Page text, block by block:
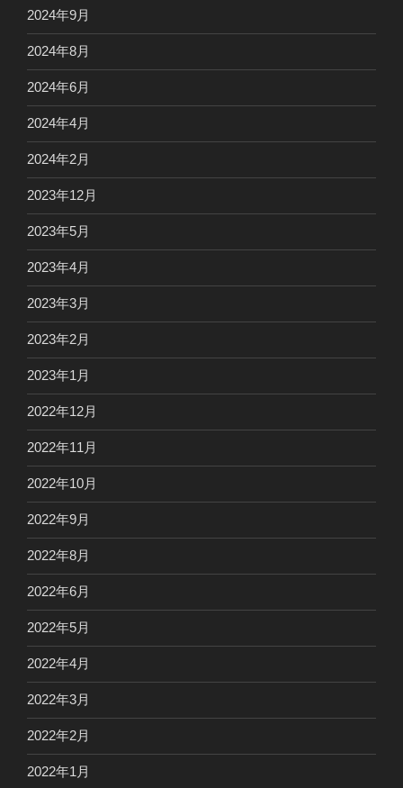
2024年9月
2024年8月
2024年6月
2024年4月
2024年2月
2023年12月
2023年5月
2023年4月
2023年3月
2023年2月
2023年1月
2022年12月
2022年11月
2022年10月
2022年9月
2022年8月
2022年6月
2022年5月
2022年4月
2022年3月
2022年2月
2022年1月